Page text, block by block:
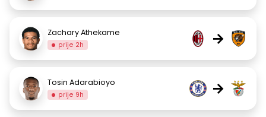
Zachary Athekame
prije 2h →
Tosin Adarabioyo
prije 9h →